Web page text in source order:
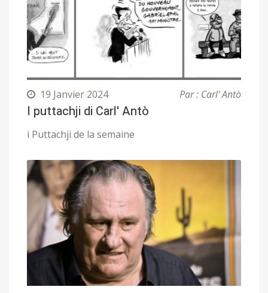
19 Janvier 2024 Par : Carl' Antò
I puttachji di Carl' Antò
i Puttachji de la semaine